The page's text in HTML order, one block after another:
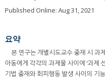
Published Online: Aug 31, 2021
요약
본 연구는 개별시도교수 중재 시 과
아동에게 각각의 과제물 사이에 ‘과제
기법 중재와 회피행동 발생 사이의 기